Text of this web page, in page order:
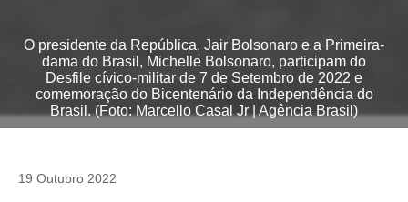
O presidente da República, Jair Bolsonaro e a Primeira-
dama do Brasil, Michelle Bolsonaro, participam do
Desfile cívico-militar de 7 de Setembro de 2022 e
comemoração do Bicentenário da Independência do
Brasil. (Foto: Marcello Casal Jr | Agência Brasil)
19 Outubro 2022